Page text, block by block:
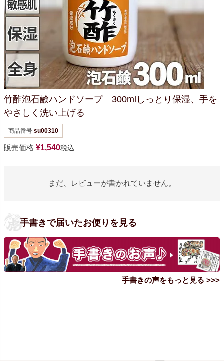
竹酢泡石鹸ハンドソープ 300ml しっとり保湿、手を
やさしく洗い上げる
商品番号 su00310
販売価格 ¥1,540税込
まだ、レビューが書かれていません。
手書きで届いたお便りを見る
手書きの声をもっと見る >>>